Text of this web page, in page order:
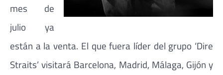
mes de
julio ya
están a la venta. El que fuera líder del grupo ‘Dire
Straits’ visitará Barcelona, Madrid, Málaga, Gijón y